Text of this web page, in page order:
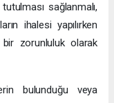
sağlanmalı,
ihalesi yapılırken
zorunluluk olarak
bulunduğu veya